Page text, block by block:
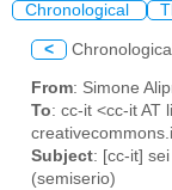
Chronological
<
From: Simone
To: cc-it <cc-it AT
Subject: [cc-it]
(semiserio)